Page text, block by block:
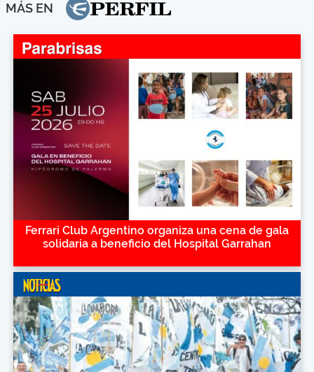
MÁS EN
Ferrari Club Argentino organiza una cena de gala
solidaria a beneficio del Hospital Garrahan